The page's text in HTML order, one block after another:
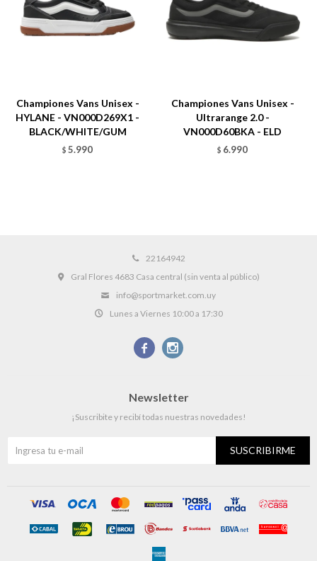
Championes Vans Unisex -
HYLANE - VN000D269X1 -
BLACK/WHITE/GUM
$ 5.990
Championes Vans Unisex -
Ultrarange 2.0 -
VN000D60BKA - ELD
$ 6.990
22164942
Gral Flores 4683 Casa central (sin venta al público)
info@sportmarket.com.uy
Lunes a Viernes 10:00 a 17:30
 
Newsletter
¡Suscribite y recibí todas nuestras novedades!
SUSCRIBIRME